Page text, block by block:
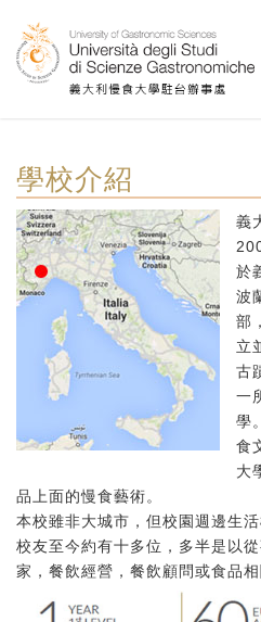
學校介紹
義
於
波
部
立
古
一
學
食
大
品上面的慢食藝術。
本校雖非大城市，但校園週邊生
校友至今約有十多位，多半是以
家，餐飲經營，餐飲顧問或食品相